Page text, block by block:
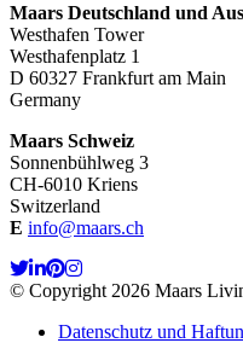
Maars Deutschland und
Westhafen Tower
Westhafenplatz 1
D 60327 Frankfurt am Main
Germany
Maars Schweiz
Sonnenbühlweg 3
CH-6010 Kriens
Switzerland
E info@maars.ch
© Copyright 2026 Maars
Datenschutz und